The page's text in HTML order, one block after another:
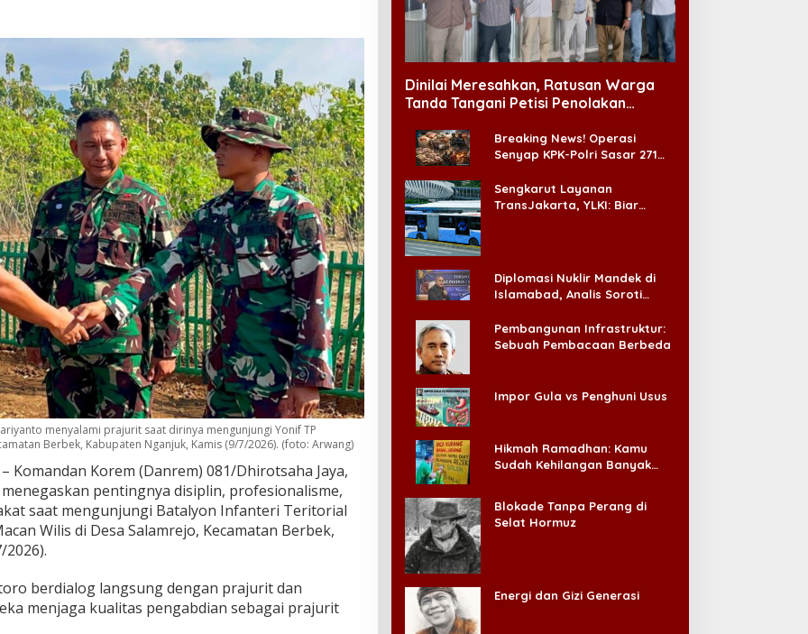
menyalami prajurit saat dirinya mengunjungi Yonif TP
Berbek, Kabupaten Nganjuk, Kamis (9/7/2026). (foto: Arwang)
– Komandan Korem (Danrem) 081/Dhirotsaha Jaya,
pentingnya disiplin, profesionalisme,
saat mengunjungi Batalyon Infanteri Teritorial
Wilis di Desa Salamrejo, Kecamatan Berbek,
berdialog langsung dengan prajurit dan
menjaga kualitas pengabdian sebagai prajurit
Dinilai Meresahkan, Ratusan Warga
Tanda Tangani Petisi Penolakan
Breaking News! Operasi
Senyap KPK-Polri Sasar 271
Ada ‘Badai Pemeriksaan’
Sengkarut Layanan
TransJakarta, YLKI: Biar
Diplomasi Nuklir Mandek di
Islamabad, Analis Soroti
Pembangunan Infrastruktur:
Sebuah Pembacaan Berbeda
Impor Gula vs Penghuni Usus
Hikmah Ramadhan: Kamu
Sudah Kehilangan Banyak
Blokade Tanpa Perang di
Selat Hormuz
Energi dan Gizi Generasi